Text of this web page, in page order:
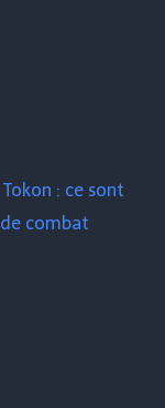
: ce sont
combat